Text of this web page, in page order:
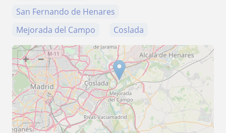
San Fernando de Henares
Mejorada del Campo
Coslada
+ −